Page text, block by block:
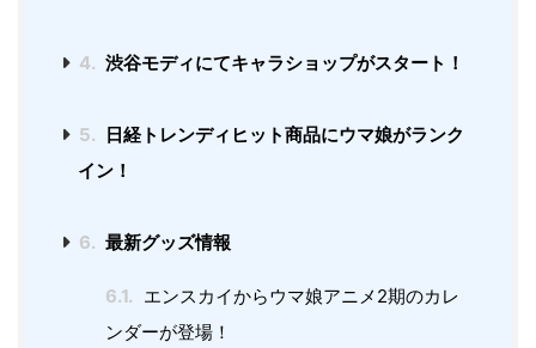
4. 渋谷モディにてキャラショップがスタート！
5. 日経トレンディヒット商品にウマ娘がランク
イン！
6. 最新グッズ情報
6.1. エンスカイからウマ娘アニメ2期のカレ
ンダーが登場！